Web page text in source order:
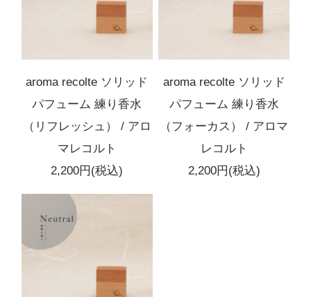
aroma recolte ソリッド
パフューム 練り香水
（リフレッシュ） / アロ
マレコルト
2,200円(税込)
aroma recolte ソリッド
パフューム 練り香水
（フォーカス） / アロマ
レコルト
2,200円(税込)